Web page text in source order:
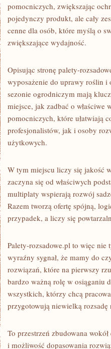
pomocniczych, zwiększając
pojedynczy produkt, ale cały
cenne dla osób, które myślą o
zwiększające wydajność.
Opisując stronę palety-
wyposażenie do uprawy roślin i
sezonie ogrodniczym mają
miejsce, jak zadbać o właściwe
pomocniczych, które ułatwiają
profesjonalistów, jak i osoby
użytkowych.
W tym miejscu liczy się jakość
zaczyna się od właściwych
multiplaty wspierają rozwój
Razem tworzą ofertę spójną,
przypadek, a liczy się
Palety-rozsadowe.pl to więc nie
wyraźny sygnał, że mamy do
rozwiązań, które na pierwszy
bardzo ważną rolę w osiąganiu
wszystkich, którzy chcą
przygotowują niewielką rozsadę
To przestrzeń zbudowana
i możliwość dopasowania